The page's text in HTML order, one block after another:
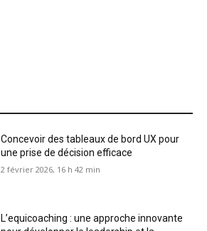
Concevoir des tableaux de bord UX pour
une prise de décision efficace
2 février 2026, 16 h 42 min
L’equicoaching : une approche innovante